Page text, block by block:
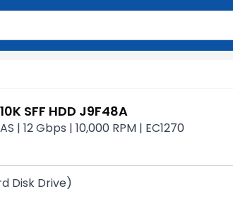
basın və ya nəticələr
SFF HDD J9F48A
| 12 Gbps | 10,000 RPM | EC1270
Disk Drive)